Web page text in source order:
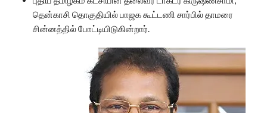
தென்காசி தொகுதியில் பாஜக கூட்டணி சார்பில் தாமரை
சின்னத்தில் போட்டியிடுகின்றார்.